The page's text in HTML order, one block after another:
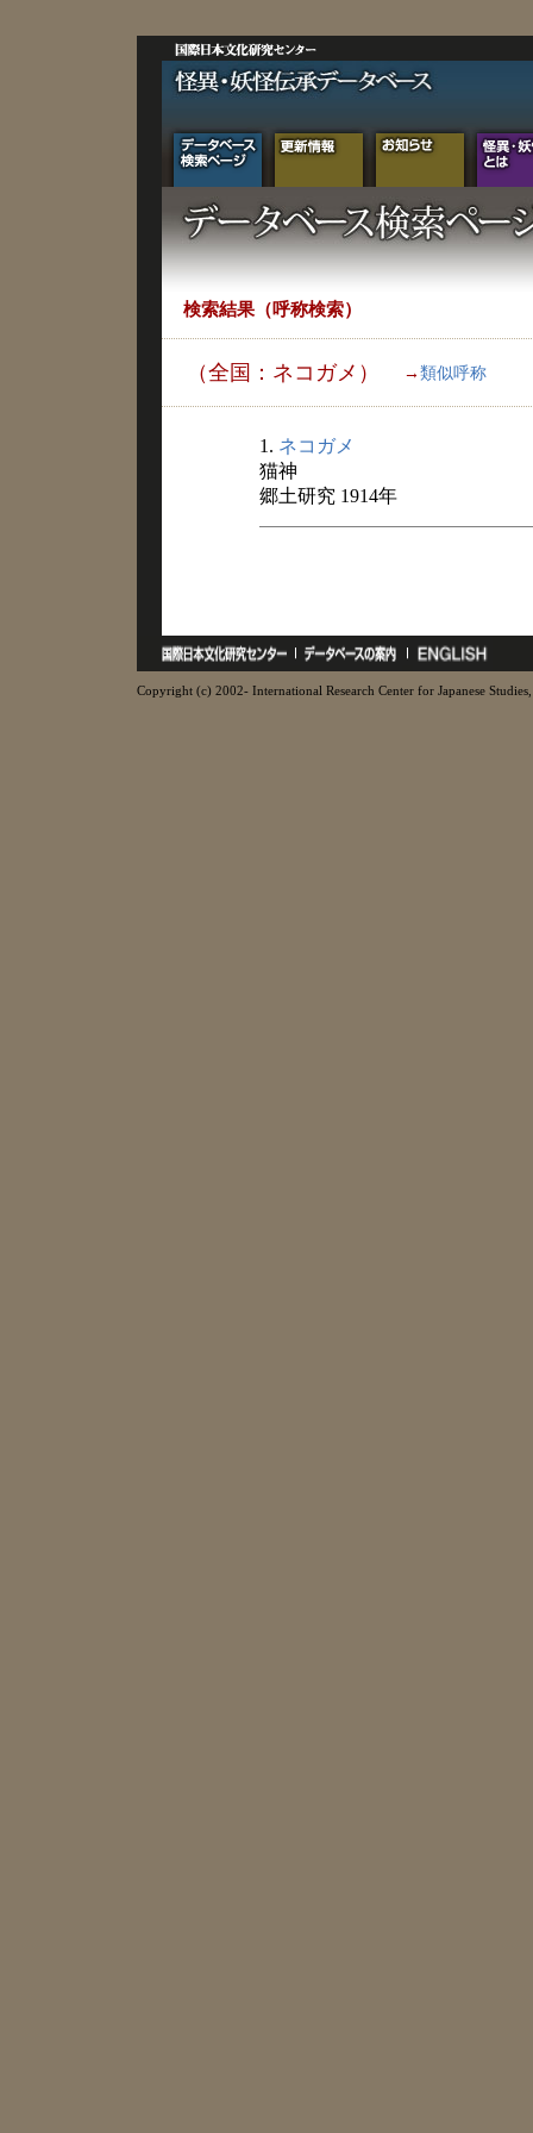
検索結果（呼称検索）
（全国：ネコガメ） → 類似呼称
1. ネコガメ
猫神
郷土研究 1914年
Copyright (c) 2002- International Research Center for Japanese